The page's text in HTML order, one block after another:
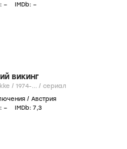
– IMDb: –
викинг
Chîsana baikingu Bikke / 1974-... / сериал
/ Австрия
– IMDb: 7,3